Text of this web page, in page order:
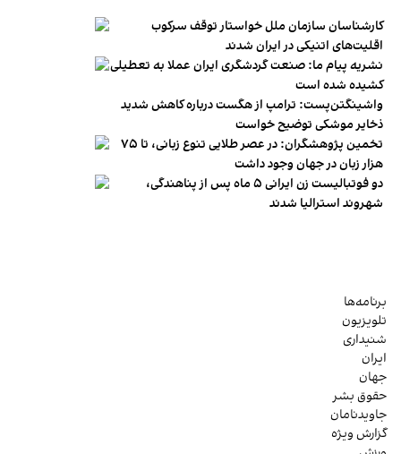
کارشناسان سازمان ملل خواستار توقف سرکوب
اقلیت‌های اتنیکی در ایران شدند
نشریه پیام ما: صنعت گردشگری ایران عملا به تعطیلی
کشیده شده است
واشینگتن‌پست: ترامپ از هگست درباره کاهش شدید
ذخایر موشکی توضیح خواست
تخمین پژوهشگران: در عصر طلایی تنوع زبانی، تا ۷۵
هزار زبان در جهان وجود داشت
دو فوتبالیست زن ایرانی ۵ ماه پس از پناهندگی،
شهروند استرالیا شدند
برنامه‌ها
تلویزیون
شنیداری
ایران
جهان
حقوق بشر
جاویدنامان
گزارش ویژه